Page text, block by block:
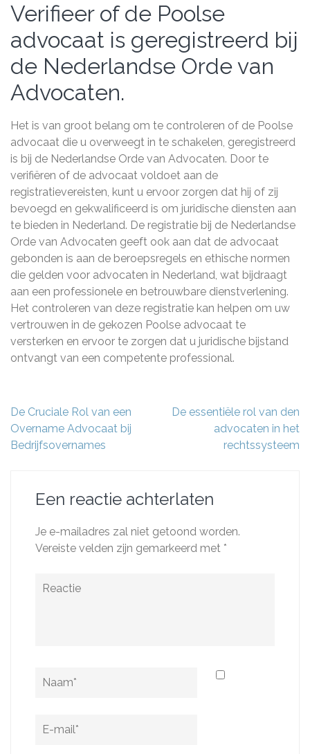
Verifieer of de Poolse
advocaat is geregistreerd bij
de Nederlandse Orde van
Advocaten.
Het is van groot belang om te controleren of de Poolse
advocaat die u overweegt in te schakelen, geregistreerd
is bij de Nederlandse Orde van Advocaten. Door te
verifiëren of de advocaat voldoet aan de
registratievereisten, kunt u ervoor zorgen dat hij of zij
bevoegd en gekwalificeerd is om juridische diensten aan
te bieden in Nederland. De registratie bij de Nederlandse
Orde van Advocaten geeft ook aan dat de advocaat
gebonden is aan de beroepsregels en ethische normen
die gelden voor advocaten in Nederland, wat bijdraagt
aan een professionele en betrouwbare dienstverlening.
Het controleren van deze registratie kan helpen om uw
vertrouwen in de gekozen Poolse advocaat te
versterken en ervoor te zorgen dat u juridische bijstand
ontvangt van een competente professional.
Berichtnavigatie
De Cruciale Rol van een
Overname Advocaat bij
Bedrijfsovernames
De essentiële rol van den
advocaten in het
rechtssysteem
Een reactie achterlaten
Je e-mailadres zal niet getoond worden.
Vereiste velden zijn gemarkeerd met *
Reactie
Naam
E-